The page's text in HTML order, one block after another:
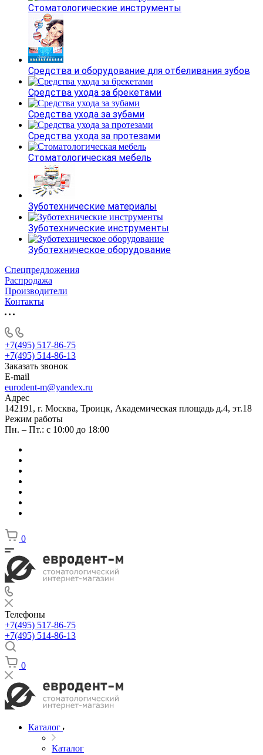
Стоматологические инструменты
Средства и оборудование для отбеливания зубов
Средства ухода за брекетами
Средства ухода за зубами
Средства ухода за протезами
Стоматологическая мебель
Зуботехнические материалы
Зуботехнические инструменты
Зуботехническое оборудование
Спецпредложения
Распродажа
Производители
Контакты
+7(495) 517-86-75
+7(495) 514-86-13
Заказать звонок
E-mail
eurodent-m@yandex.ru
Адрес
142191, г. Москва, Троицк, Академическая площадь д.4, эт.18
Режим работы
Пн. – Пт.: с 10:00 до 18:00
0
Телефоны
+7(495) 517-86-75
+7(495) 514-86-13
0
Каталог
Каталог